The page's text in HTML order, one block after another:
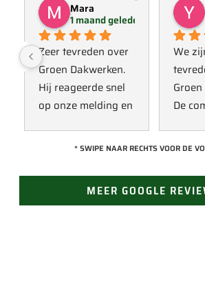
Mara
1 maand geleden
Zeer tevreden over
Groen Dakwerken.
Hij reageerde snel
op onze melding en
een collega kijken
Omdat een
definitieve reparatie
We
De
met
vak
* SWIPE NAAR RECHTS VOOR DE
MEER GOOGLE